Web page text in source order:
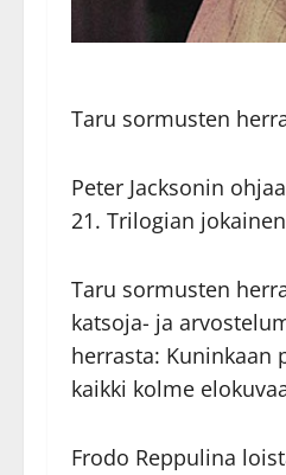
Taru sormusten
Peter Jacksonin
21. Trilogian
Taru sormusten
katsoja- ja
herrasta: Kuninkaan
kaikki kolme
Frodo Reppulina